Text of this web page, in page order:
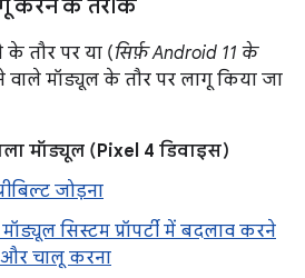
करने के तरीके
तौर पर या (सिर्फ़ Android 11 के
मॉड्यूल के तौर पर लागू किया जा
मॉड्यूल (Pixel 4 डिवाइस)
जोड़ना
सिस्टम प्रॉपर्टी में बदलाव करने
और चालू करना